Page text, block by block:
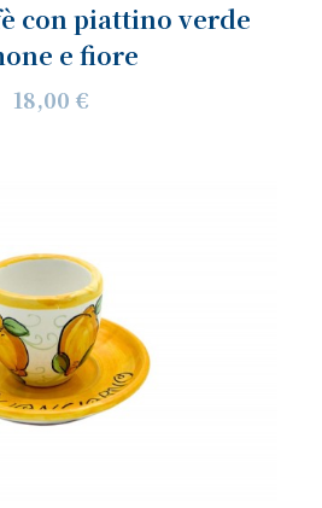
con piattino verde
e fiore
18,00 €